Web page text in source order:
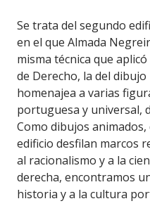
Se trata del segundo
en el que Almada
misma técnica que
de Derecho, la del
homenajea a varias
portuguesa y universal,
Como dibujos
edificio desfilan marcos
al racionalismo y a la
derecha, encontramos
historia y a la cultura